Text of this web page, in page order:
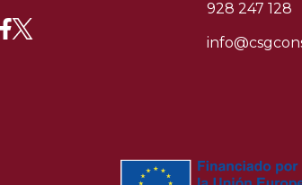
928 247 128